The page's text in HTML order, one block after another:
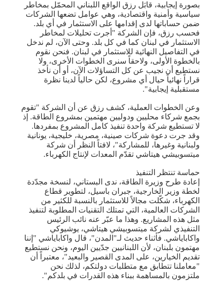
بصورة إيجابية، قابَل رزق الواقع اللبناني المحمّل بمخاطر
سياسية وأمنية واقتصادية، وهي عوامل تضعها الشركات
ضمن حساباتها لدى إقدامها على الاستثمار في أي بلد.
فحسب رزق، فإن الشركة "أجرت تحليلات لمخاطر
الاستثمار في لبنان كما في كل بلد. وحتى الآن، لم ندخل
في التفاصيل النهائية للاستثمار في لبنان. فنحن نقوم
بالخطوة الأولى، ولاحقاً سنرى الخطوات الأخرى، ولا
نستطيع أن نجيب عن كل التساؤلات الآن، أو أن نأخذ
قراراً نهائياً حيال أي مشروع، لكن حالياً لدينا نظرة
مستقبلية إيجابية".
وعن الخطوات العملية، كشف رزق عن أن الشركة "تقوم
بجمع شركاء محليين ودوليين مهتمين بمشروع الطاقة. إذ
لا تستطيع شركة واحدة تنفيذ كامل المشروع بمفردها.
وقد جرت دعوة شركات صينية، مصرية، خليجية، يونانية
ولبنانية وغيرها، للمشاركة"، لافتاً النظر أن شركة
ميتسوبيشي هيتاشي تقدّم المعدات لإنتاج الكهرباء.
حماسة تنتظر التنفيذ
إعادة طرح وزيرة الطاقة، ندى البستاني، لنسخة مجدّدة
لخطة وزير الخارجية، جبران باسيل، لتطوير قطاع
الكهرباء، شكّلت مجالاً للاستثمار بالنسبة للكثير من
الشركات العالمية، التي تمتلك التقنيات المطلوبة لتنفيذ
مثل هذه المشاريع. وهذا ما عبّر عنه نائب الرئيس
التنفيذي لشركة ميتسوبيشي هيتاشي، يوشيوكي
واكاباياشي. فأثناء حديث لـ"المدن"، قال واكاباياشي "إننا
مهتمون بلبنان، لأن اللبنانيين جدّيين اليوم، ونحن نستطيع
تقديم الخيارين، على المدى القصير والبعيد"، معتبراً أن
"معاملنا تتطابق مع متطلبات دولتكم، لذلك نحن
ملتزمون بالمساهمة ببناء هذه القدرات في بلدكم".